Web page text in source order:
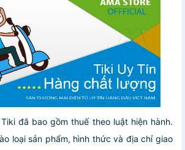
đã bao gồm thuế theo luật hiện hành.
loại sản phẩm, hình thức và địa chỉ giao